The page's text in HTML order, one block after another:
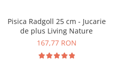
Pisica Radgoll 25 cm - Jucarie
de plus Living Nature
167,77 RON